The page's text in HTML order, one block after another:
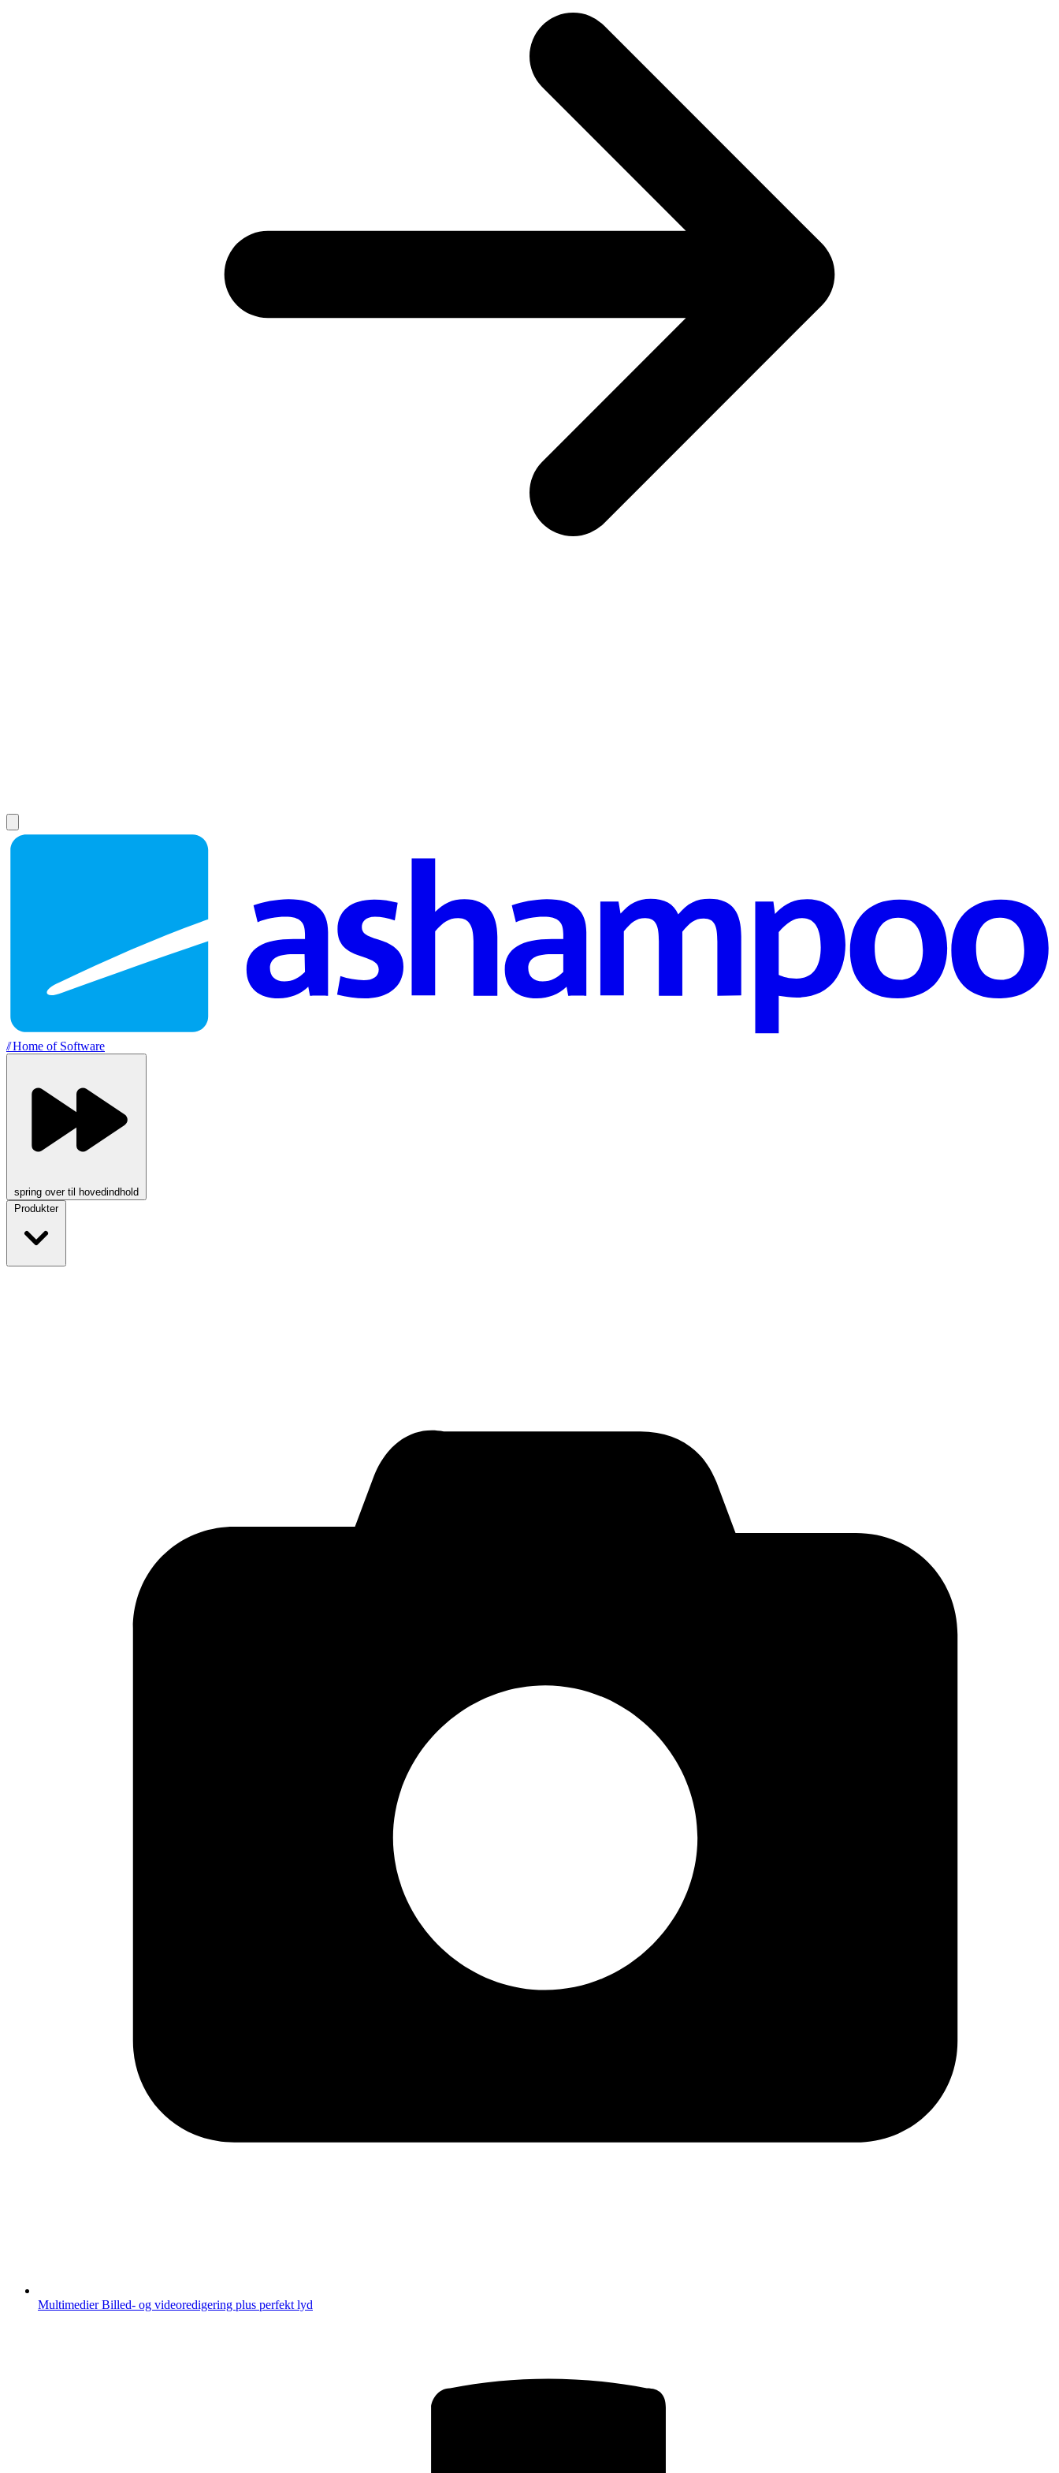
//Home of Software
spring over til hovedindhold
Produkter
MultimedierBilled- og videoredigering plus perfekt lyd